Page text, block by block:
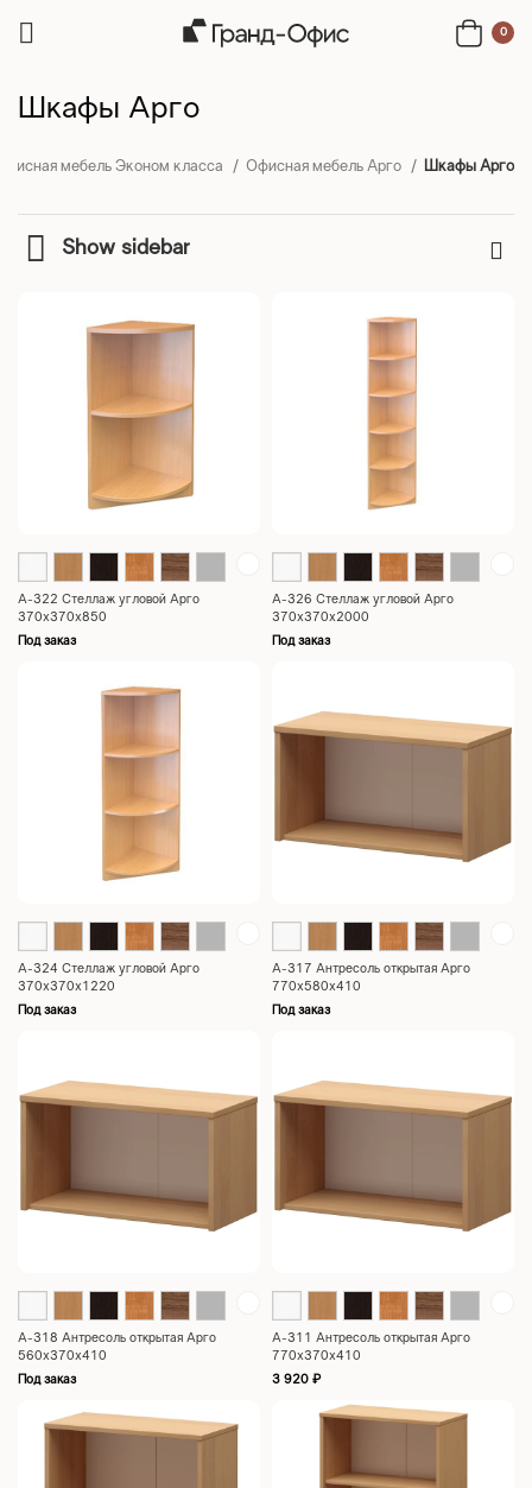
0
Шкафы Арго
мебель Эконом класса Офисная мебель Арго Шкафы Арго
Show sidebar
А-322 Стеллаж угловой Арго
370x370x850
Под заказ
А-326 Стеллаж угловой Арго
370x370x2000
Под заказ
А-324 Стеллаж угловой Арго
370x370x1220
Под заказ
А-317 Антресоль открытая Арго
770x580x410
Под заказ
А-318 Антресоль открытая Арго
560x370x410
Под заказ
А-311 Антресоль открытая Арго
770x370x410
3 920 ₽